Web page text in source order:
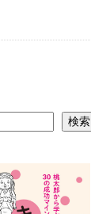
検索